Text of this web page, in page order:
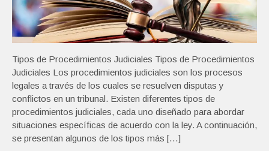
Tipos de Procedimientos Judiciales Tipos de Procedimientos
Judiciales Los procedimientos judiciales son los procesos
legales a través de los cuales se resuelven disputas y
conflictos en un tribunal. Existen diferentes tipos de
procedimientos judiciales, cada uno diseñado para abordar
situaciones específicas de acuerdo con la ley. A continuación,
se presentan algunos de los tipos más […]